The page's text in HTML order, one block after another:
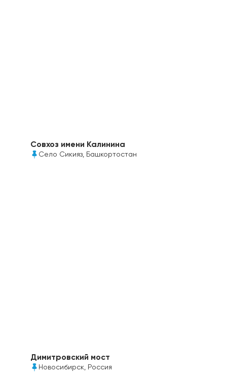
Совхоз имени Калинина
Село Сикияз, Башкортостан
Димитровский мост
Новосибирск, Россия